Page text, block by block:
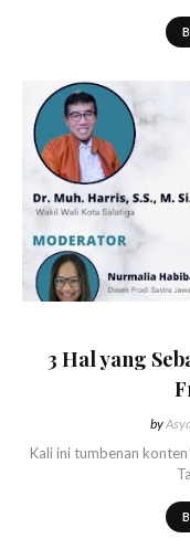
3 Hal yang
by
Kali ini tumbenan